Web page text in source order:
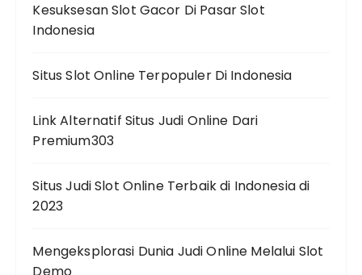
Kesuksesan Slot Gacor Di Pasar Slot
Indonesia
Situs Slot Online Terpopuler Di Indonesia
Link Alternatif Situs Judi Online Dari
Premium303
Situs Judi Slot Online Terbaik di Indonesia di
2023
Mengeksplorasi Dunia Judi Online Melalui Slot